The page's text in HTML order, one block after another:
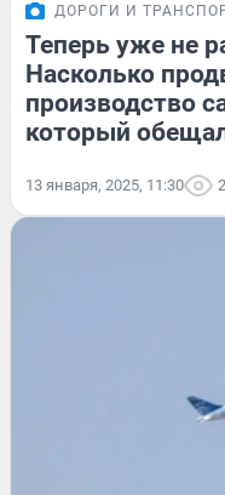
ДОРОГИ И
Теперь уже не
Насколько
производство
который
13 января, 2025, 11:30